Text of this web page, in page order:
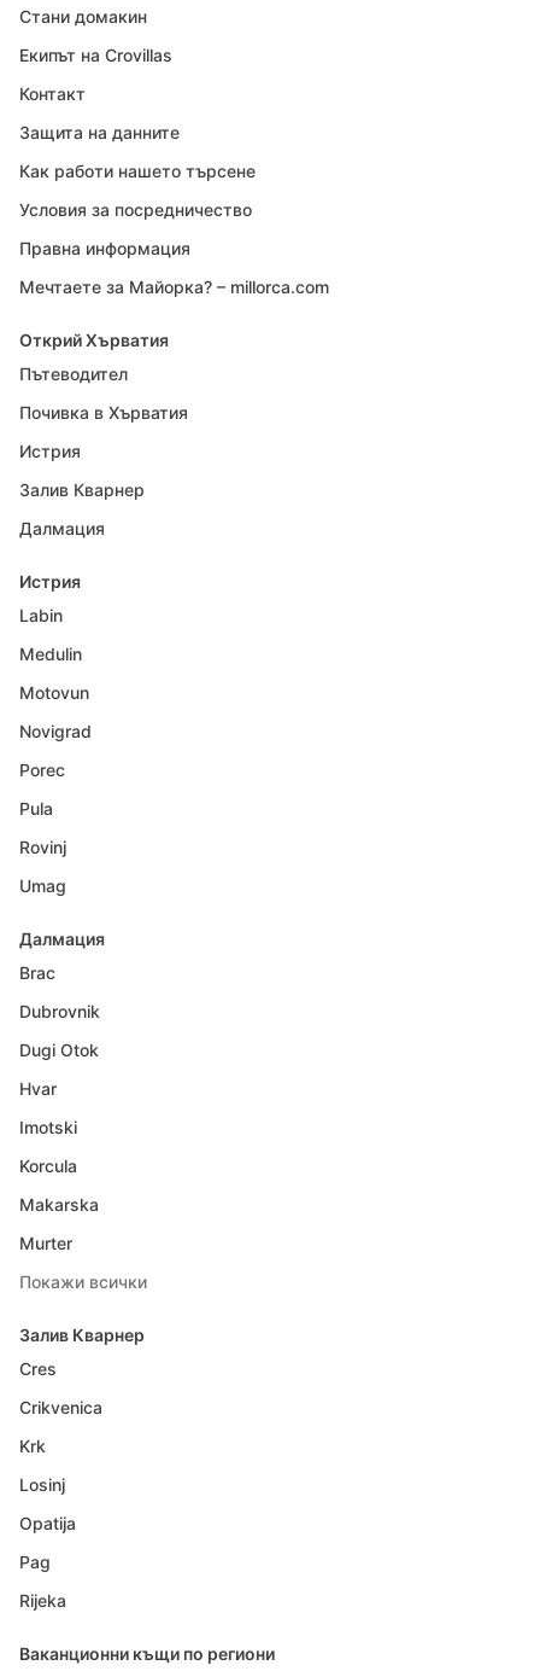
Стани домакин
Екипът на Crovillas
Контакт
Защита на данните
Как работи нашето търсене
Условия за посредничество
Правна информация
Мечтаете за Майорка? – millorca.com
Открий Хърватия
Пътеводител
Почивка в Хърватия
Истрия
Залив Кварнер
Далмация
Истрия
Labin
Medulin
Motovun
Novigrad
Porec
Pula
Rovinj
Umag
Далмация
Brac
Dubrovnik
Dugi Otok
Hvar
Imotski
Korcula
Makarska
Murter
Покажи всички
Залив Кварнер
Cres
Crikvenica
Krk
Losinj
Opatija
Pag
Rijeka
Ваканционни къщи по региони